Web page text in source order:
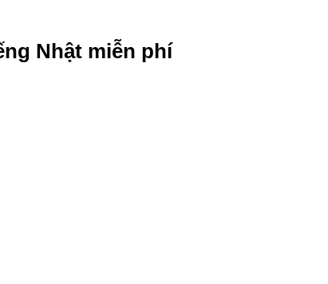
Nhật miễn phí